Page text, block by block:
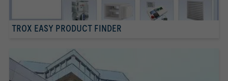
TROX EASY PRODUCT FINDER